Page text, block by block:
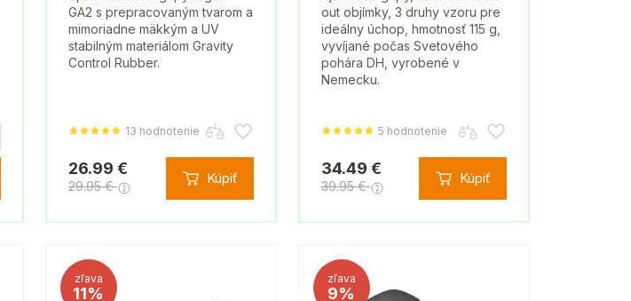
GA2 s prepracovaným tvarom a
mimoriadne mäkkým a UV
stabilným materiálom Gravity
Control Rubber.
13 hodnotenie
26.99 €
29.95 € Kúpiť
out objímky, 3 druhy vzoru pre
ideálny úchop, hmotnosť 115 g,
vyvíjané počas Svetového
pohára DH, vyrobené v
Nemecku.
5 hodnotenie
34.49 €
39.95 € Kúpiť
zľava
11%
zľava
9%